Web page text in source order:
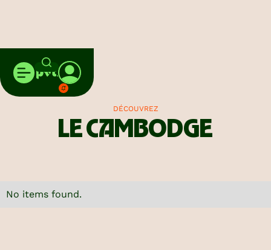
VOYAGE CAMBODGE
DÉCOUVREZ
LE CAMBODGE
No items found.